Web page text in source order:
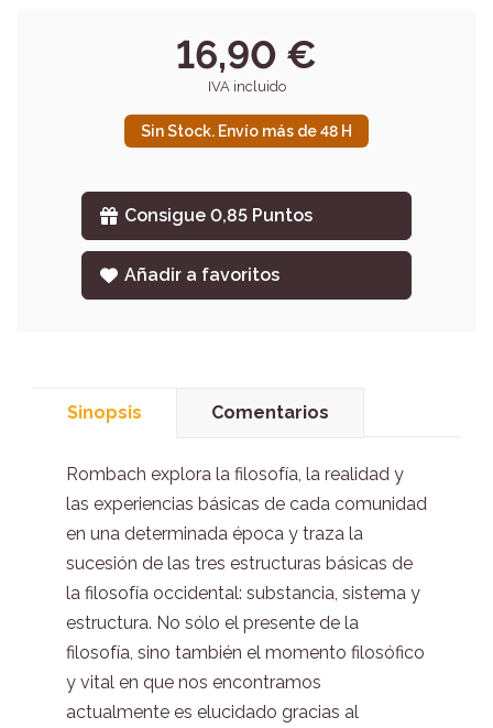
16,90 €
IVA incluido
Sin Stock. Envío más de 48 H
Consigue 0,85 Puntos
Añadir a favoritos
Sinopsis Comentarios
Rombach explora la filosofía, la realidad y
las experiencias básicas de cada comunidad
en una determinada época y traza la
sucesión de las tres estructuras básicas de
la filosofía occidental: substancia, sistema y
estructura. No sólo el presente de la
filosofía, sino también el momento filosófico
y vital en que nos encontramos
actualmente es elucidado gracias al